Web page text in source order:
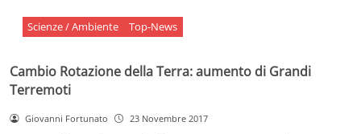
Scienze / Ambiente Top-News
Cambio Rotazione della Terra: aumento di Grandi
Terremoti
Giovanni Fortunato 23 Novembre 2017